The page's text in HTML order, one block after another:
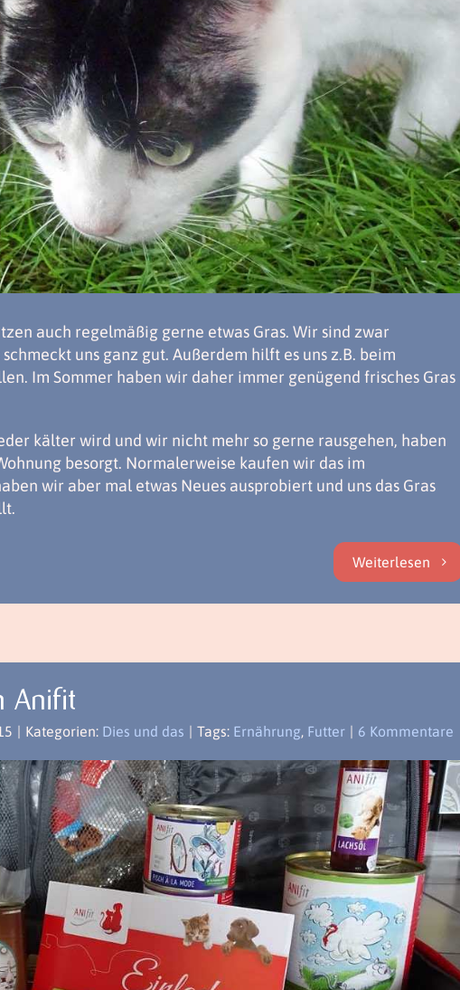
auch regelmäßig gerne etwas Gras. Wir sind zwar
uns ganz gut. Außerdem hilft es uns z.B. beim
Im Sommer haben wir daher immer genügend frisches Gras
kälter wird und wir nicht mehr so gerne rausgehen, haben
besorgt. Normalerweise kaufen wir das im
wir aber mal etwas Neues ausprobiert und uns das Gras
Weiterlesen
Anifit
Kategorien: Dies und das Tags: Ernährung, Futter 6 Kommentare